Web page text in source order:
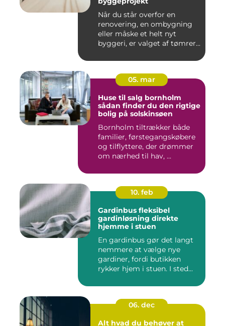
Når du står overfor en
renovering, en ombygning
eller måske et helt nyt
byggeri, er valget af tømrer...
05. mar
Huse til salg bornholm
sådan finder du den rigtige
bolig på solskinsøen
Bornholm tiltrækker både
familier, førstegangskøbere
og tilflyttere, der drømmer
om nærhed til hav, ...
10. feb
Gardinbus fleksibel
gardinløsning direkte
hjemme i stuen
En gardinbus gør det langt
nemmere at vælge nye
gardiner, fordi butikken
rykker hjem i stuen. I sted...
06. dec
Alt hvad du behøver at